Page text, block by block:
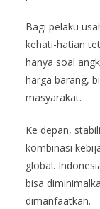
Bagi pelaku
kehati-hatian
hanya soal
harga barang,
masyarakat.
Ke depan,
kombinasi
global.
bisa
dimanfaatkan.